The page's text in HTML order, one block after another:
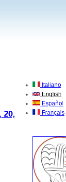
20,
Italiano
English
Español
Français